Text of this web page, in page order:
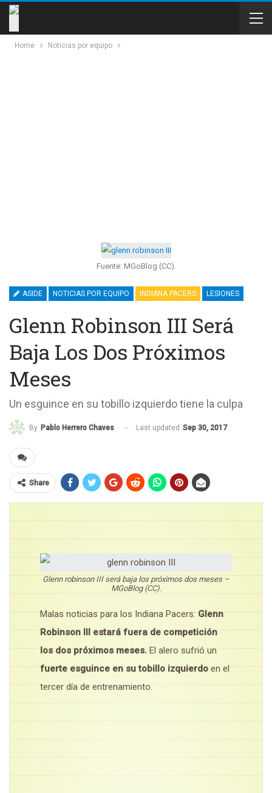
Home Noticias por equipo
Fuente: MGoBlog (CC).
ASIDE NOTICIAS POR EQUIPO INDIANA PACERS LESIONES
Glenn Robinson III Será
Baja Los Dos Próximos
Meses
Un esguince en su tobillo izquierdo tiene la culpa
By Pablo Herrero Chaves Last updated Sep 30, 2017
Share
Glenn robinson III será baja los próximos dos meses –
MGoBlog (CC).
Malas noticias para los Indiana Pacers: Glenn
Robinson III estará fuera de competición
los dos próximos meses. El alero sufrió un
fuerte esguince en su tobillo izquierdo en el
tercer día de entrenamiento.